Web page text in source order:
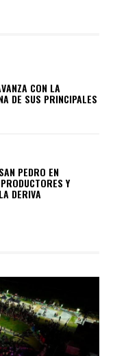
CON LA
DE SUS PRINCIPALES
PEDRO EN
Y
DERIVA